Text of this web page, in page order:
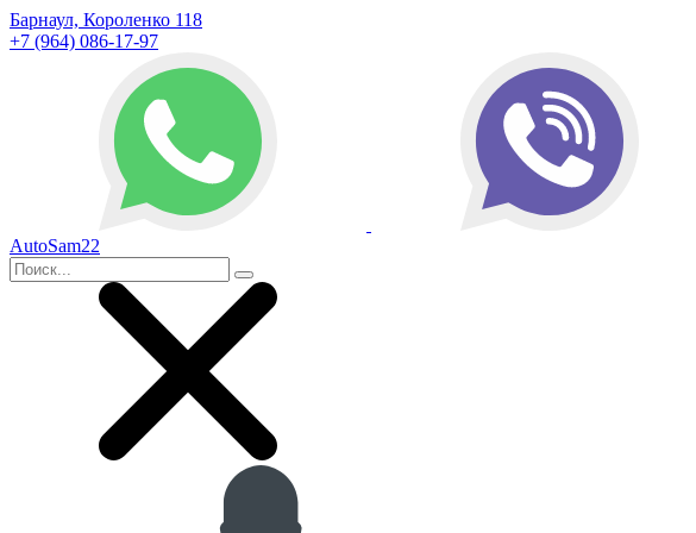
Барнаул, Короленко 118
+7 (964) 086-17-97
AutoSam22